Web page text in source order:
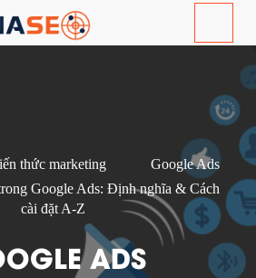
thức marketing
Google Ads
Google Ads: Định nghĩa & Cách
cài đặt A-Z
ADS